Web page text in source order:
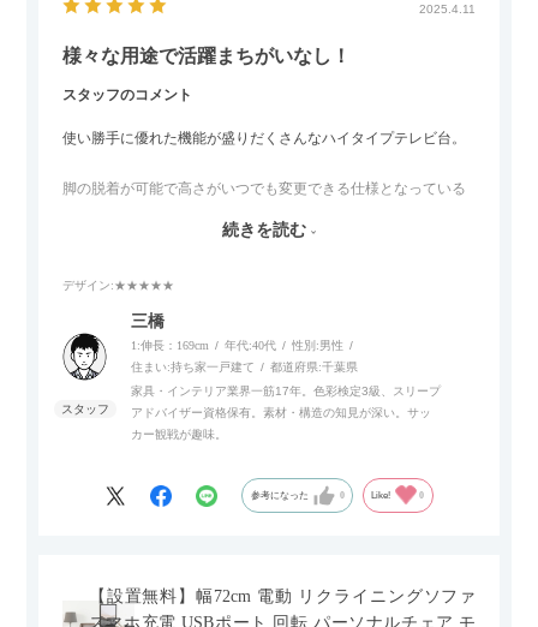
2025.4.11
様々な用途で活躍まちがいなし！
スタッフのコメント
使い勝手に優れた機能が盛りだくさんなハイタイプテレビ台。
脚の脱着が可能で高さがいつでも変更できる仕様となっている
また、補助テーブルとして使用可能なスライドテーブルや収納
内部にもプリンターなどが置けるスライド棚板がついているの
でテレビ台以外にもオフィスなどでの収納家具やリビングでの
サイドボードとして多目的な用途に対応しています。
また、扉は横方向へのスライド式となっているので開閉時のス
ペースを最小限に抑えられ、省スペースでご利用いただけるの
続きを読む
デザイン:★★★★★
三橋
1:伸長：169cm 年代:40代 性別:男性
住まい:持ち家一戸建て 都道府県:千葉県
家具・インテリア業界一筋17年。色彩検定3級、スリープ
アドバイザー資格保有。素材・構造の知見が深い。サッ
カー観戦が趣味。
参考になった 0 Like! 0
【設置無料】幅72cm 電動 リクライニングソファ
スマホ充電 USBポート 回転 パーソナルチェア モ